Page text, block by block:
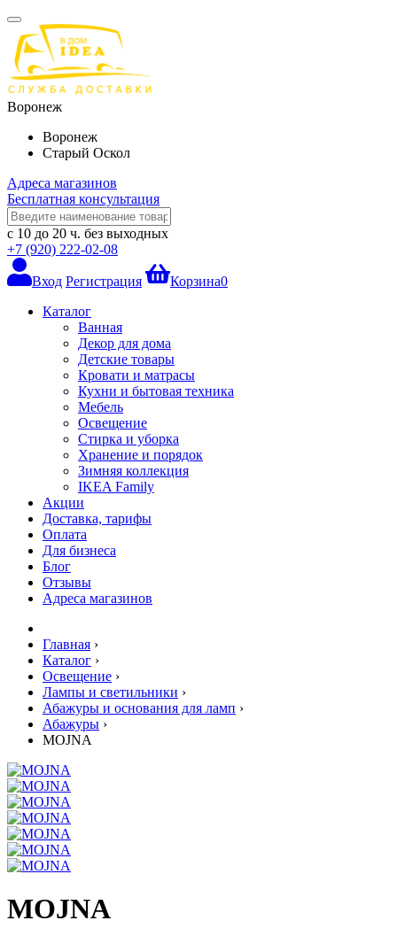
Воронеж
Воронеж
Старый Оскол
Адреса магазинов
Бесплатная консультация
с 10 до 20 ч. без выходных
+7 (920) 222-02-08
Вход Регистрация Корзина0
Каталог
Ванная
Декор для дома
Детские товары
Кровати и матрасы
Кухни и бытовая техника
Мебель
Освещение
Стирка и уборка
Хранение и порядок
Зимняя коллекция
IKEA Family
Акции
Доставка, тарифы
Оплата
Для бизнеса
Блог
Отзывы
Адреса магазинов
Главная ›
Каталог ›
Освещение ›
Лампы и светильники ›
Абажуры и основания для ламп ›
Абажуры ›
MOJNA
MOJNA